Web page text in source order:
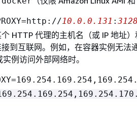
10.0.0.131 : 3128
HTTP 代理的主机名（或 IP 地址
到互联网。例如，在容器实例无法
例访问外部网络时。